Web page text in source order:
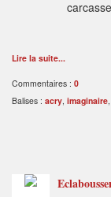
Lire la suite...
Commentaires : 0
Balises : acry, imaginaire,